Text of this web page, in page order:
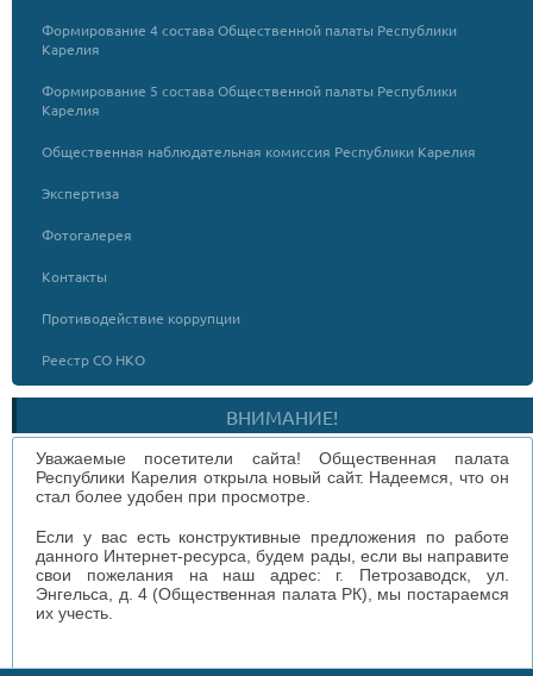
Формирование 4 состава Общественной палаты Республики
Карелия
Формирование 5 состава Общественной палаты Республики
Карелия
Общественная наблюдательная комиссия Республики Карелия
Экспертиза
Фотогалерея
Контакты
Противодействие коррупции
Реестр СО НКО
ВНИМАНИЕ!
Уважаемые посетители сайта! Общественная палата
Республики Карелия открыла новый сайт. Надеемся, что он
стал более удобен при просмотре.
Если у вас есть конструктивные предложения по работе
данного Интернет-ресурса, будем рады, если вы направите
свои пожелания на наш адрес: г. Петрозаводск, ул.
Энгельса, д. 4 (Общественная палата РК), мы постараемся
их учесть.